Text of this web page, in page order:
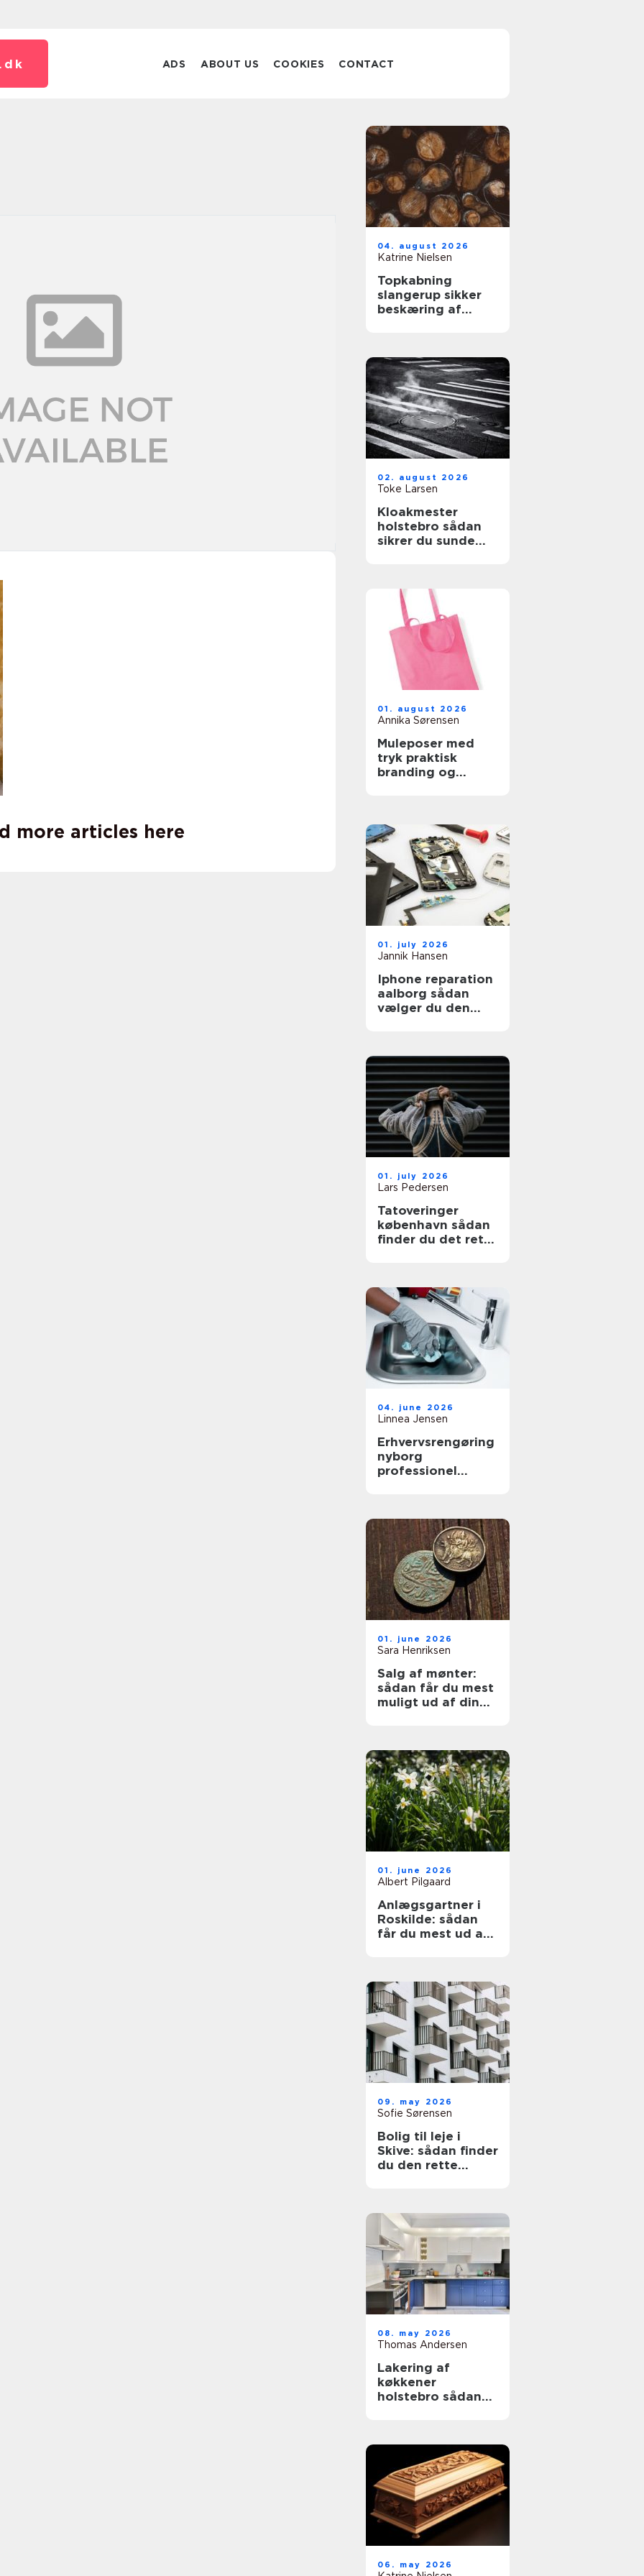
dk ADS ABOUT US COOKIES CONTACT
more articles here
04. august 2026
Katrine Nielsen
Topkabning
slangerup sikker
beskæring af
02. august 2026
Toke Larsen
Kloakmester
holstebro sådan
sikrer du sunde
01. august 2026
Annika Sørensen
Muleposer med
tryk praktisk
branding og
01. july 2026
Jannik Hansen
Iphone reparation
aalborg sådan
vælger du den
01. july 2026
Lars Pedersen
Tatoveringer
københavn sådan
finder du det rette
04. june 2026
Linnea Jensen
Erhvervsrengøring
nyborg
professionel
01. june 2026
Sara Henriksen
Salg af mønter:
sådan får du mest
muligt ud af din
01. june 2026
Albert Pilgaard
Anlægsgartner i
Roskilde: sådan
får du mest ud af
09. may 2026
Sofie Sørensen
Bolig til leje i
Skive: sådan finder
du den rette
08. may 2026
Thomas Andersen
Lakering af
køkkener
holstebro sådan
06. may 2026